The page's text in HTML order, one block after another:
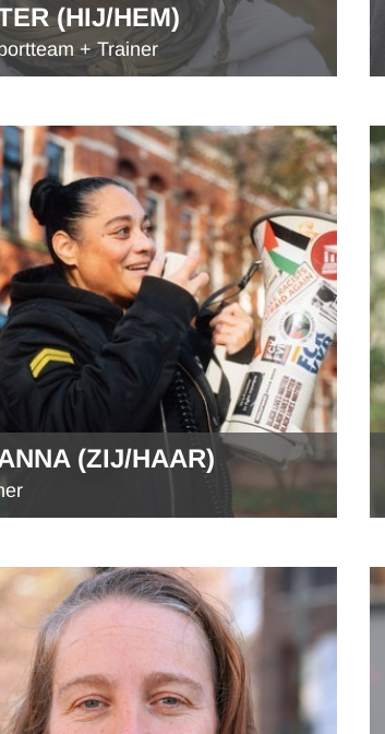
(HIJ/HEM)
+ Trainer
(ZIJ/HAAR)